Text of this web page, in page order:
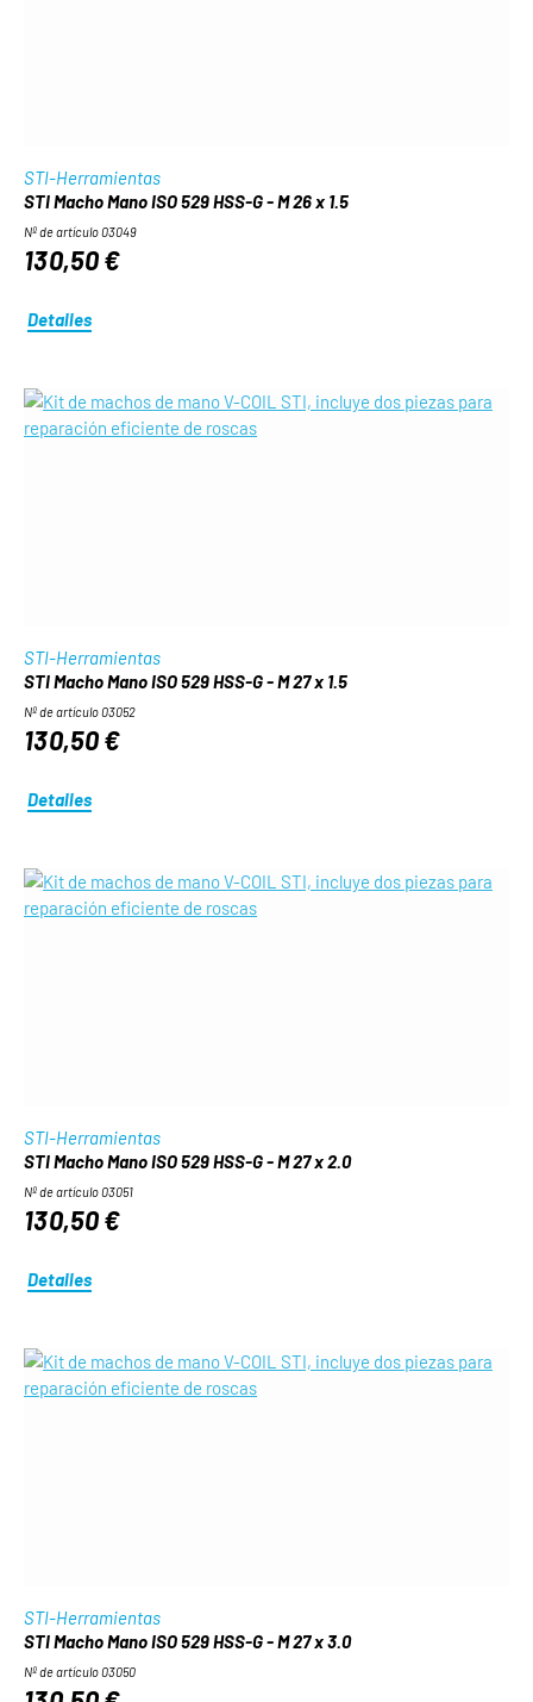
STI-Herramientas
STI Macho Mano ISO 529 HSS-G - M 26 x 1.5
Nº de artículo 03049
130,50 €
Detalles
STI-Herramientas
STI Macho Mano ISO 529 HSS-G - M 27 x 1.5
Nº de artículo 03052
130,50 €
Detalles
STI-Herramientas
STI Macho Mano ISO 529 HSS-G - M 27 x 2.0
Nº de artículo 03051
130,50 €
Detalles
STI-Herramientas
STI Macho Mano ISO 529 HSS-G - M 27 x 3.0
Nº de artículo 03050